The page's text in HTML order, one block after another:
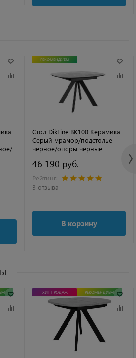
РЕКОМЕНДУЕМ
Стол DikLine BK100 Керамика
Серый мрамор/подстолье
черное/опоры черные
46 190 руб.
Рейтинг:
3 отзыва
В корзину
ХИТ ПРОДАЖ РЕКОМЕНДУЕМ